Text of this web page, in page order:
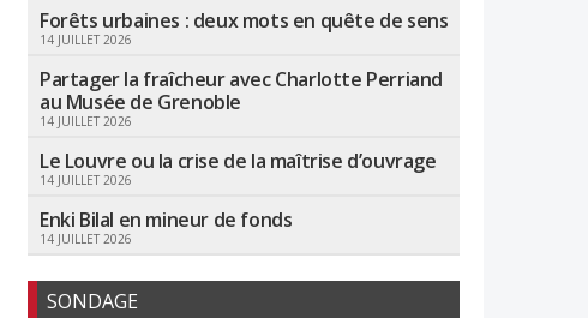
Forêts urbaines : deux mots en quête de sens
14 JUILLET 2026
Partager la fraîcheur avec Charlotte Perriand
au Musée de Grenoble
14 JUILLET 2026
Le Louvre ou la crise de la maîtrise d’ouvrage
14 JUILLET 2026
Enki Bilal en mineur de fonds
14 JUILLET 2026
SONDAGE